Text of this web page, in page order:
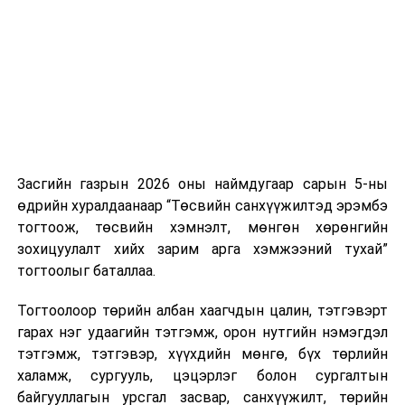
Шинэ хууль Францын зах зээлд үйлчилдэг гадаадын
дуудлагын төвүүдэд нөлөөлөхөөр байна. Тухайлбал,
Мароккогийн дуудлагын төвүүдийн орлогын 80 гаруй
хувь Францын зах зээлээс бүрддэг бөгөөд тус улсын
40–50 мянган ажлын байр эрсдэлд орж болзошгүйг
Засгийн газрын 2026 оны наймдугаар сарын 5-ны
өдрийн хуралдаанаар “Төсвийн санхүүжилтэд эрэмбэ
тогтоож, төсвийн хэмнэлт, мөнгөн хөрөнгийн
зохицуулалт хийх зарим арга хэмжээний тухай”
тогтоолыг баталлаа.
Тогтоолоор төрийн албан хаагчдын цалин, тэтгэвэрт
гарах нэг удаагийн тэтгэмж, орон нутгийн нэмэгдэл
тэтгэмж, тэтгэвэр, хүүхдийн мөнгө, бүх төрлийн
халамж, сургууль, цэцэрлэг болон сургалтын
байгууллагын урсгал засвар, санхүүжилт, төрийн